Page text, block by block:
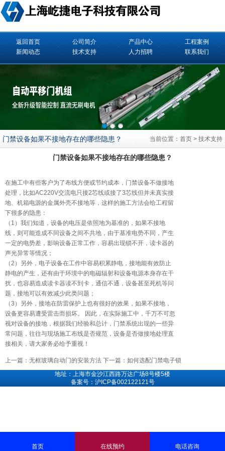
返回首页 公司简介 产品中心
工程案例
新闻动态
技术支持 人力招聘 联系我们
门禁设备如果不接地存在的哪些隐患？ 当前位置： 首页 > 技术支持
门禁设备如果不接地存在的哪些隐患？
在施工中有些客户为了布线方便或节约成本， 门禁设备不做接地
处理，比如AC220V交流电只接2芯线或接了3芯线但并未真实接
地、机箱电源的金属外壳不接地等，这样的施工方法会给工程留
下很多的隐患：
（1）我们知道，设备的电压是依照地为基准的，如果不接地
线，则可能造成不同设备之间不共地，由于基准电势不同，产生
一定的电势差，影响设备正常工作，容易出现锁不开，读卡器的
声光异常等情况；
（2）另外，电子设备在工作中容易积累静电，接地能有效防止
静电的产生，还有由于环境中的电磁辐射和设备电源本身存在干
扰，也容易造成读卡器读不到卡，通信不通，设备甚至死机等问
题，接地可以有效减少此类问题；
（3）另外，接地在防雷保护上也有很好的效果，如果不接地，
设备更容易遭受雷击而损坏。 因此，在实际施工中，千万不可忽
视对设备的接地，根据我们经验和总计，门禁系统出现的一些异
常问题，往往与现场施工布线是否规范，设备是否做接地处理直
接相关，请大家务必给予重视！
上一篇： 无框玻璃自动门的安装方法 下一篇： 如何选配门禁电子锁
地址：上海市金沙江西路万达广场8号楼5楼
备案号：沪ICP备002122121号
首页 在线预约 电话咨询